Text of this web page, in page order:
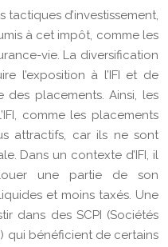
tactiques d’investissement,
à cet impôt, comme les
vie. La diversification
l’exposition à l’IFI et de
des placements. Ainsi, les
comme les placements
attractifs, car ils ne sont
Dans un contexte d’IFI, il
une partie de son
et moins taxés. Une
dans des SCPI (Sociétés
qui bénéficient de certains